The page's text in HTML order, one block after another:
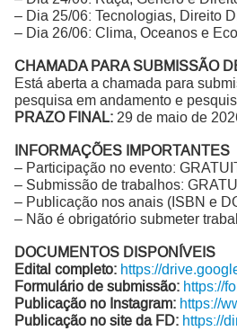
– Dia 25/06: Tecnologias, Direito
– Dia 26/06: Clima, Oceanos e
CHAMADA PARA SUBMISSÃO
Está aberta a chamada para
pesquisa em andamento e
PRAZO FINAL: 29 de maio de
INFORMAÇÕES IMPORTANTES
– Participação no evento:
– Submissão de trabalhos:
– Publicação nos anais (ISBN e
– Não é obrigatório submeter
DOCUMENTOS DISPONÍVEIS
Edital completo: https://
Formulário de submissão: https://
Publicação no Instagram: https://
Publicação no site da FD: https://